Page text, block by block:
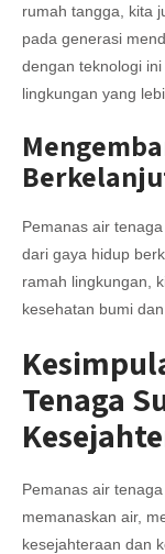
rumah tangga, kita
pada generasi
dengan teknologi
lingkungan yang
Pemanas air
dari gaya hidup
ramah lingkungan,
kesehatan bumi
Tenaga
Pemanas air
memanaskan air,
kesejahteraan dan